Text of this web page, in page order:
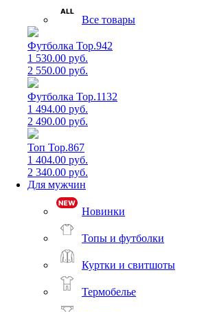
Все товары
Футболка Top.942
1 530.00 руб.
2 550.00 руб.
Футболка Top.1132
1 494.00 руб.
2 490.00 руб.
Топ Top.867
1 404.00 руб.
2 340.00 руб.
Для мужчин
Новинки
Топы и футболки
Куртки и свитшоты
Термобелье